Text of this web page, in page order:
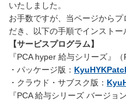
いたしました。
お手数ですが、当ページから
だき、以下の手順でインストー
【サービスプログラム】
『PCA hyper 給与シリーズ』
・パッケージ版：
・クラウド・サブスク版：
『PCA 給与シリーズ バージョ